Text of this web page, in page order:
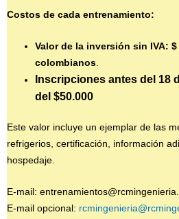
Costos de cada entrenamiento:
Valor de la inversión sin IVA:
colombianos
Inscripciones antes del 18
del $50.000
Este valor incluye un ejemplar de las
refrigerios, certificación, información
hospedaje.
E-mail:
E-mail opcional: